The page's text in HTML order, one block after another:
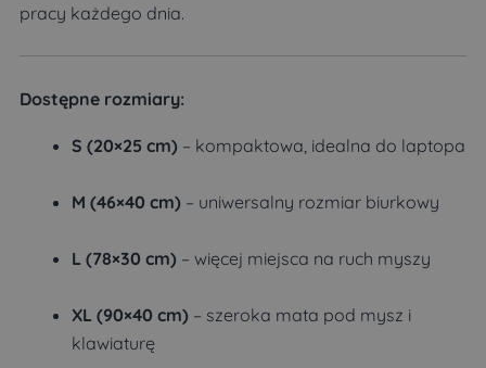
pracy każdego dnia.
Dostępne rozmiary:
S (20×25 cm) – kompaktowa, idealna do laptopa
M (46×40 cm) – uniwersalny rozmiar biurkowy
L (78×30 cm) – więcej miejsca na ruch myszy
XL (90×40 cm) – szeroka mata pod mysz i
klawiaturę